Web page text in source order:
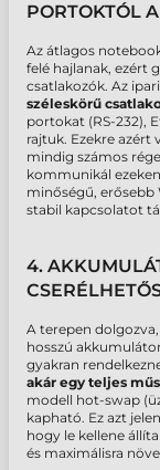
PORTOKTÓL
Az átlagos
felé hajlanak, ezért
csatlakozók. Az
széleskörű
portokat (RS-232),
rajtuk. Ezekre azért
mindig számos
kommunikál
minőségű, erősebb
stabil kapcsolatot
4.
A terepen
hosszú
gyakran
akár egy teljes
modell hot-swap
kapható. Ez azt
hogy le kellene
és maximálisra